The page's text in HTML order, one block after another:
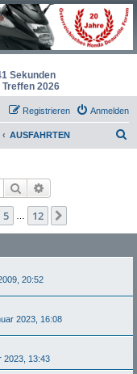
Sekunden
2026
Anmelden
Registrieren
AUSFAHRTEN
Suche
5 12
20:52
2023, 16:08
2023, 13:43